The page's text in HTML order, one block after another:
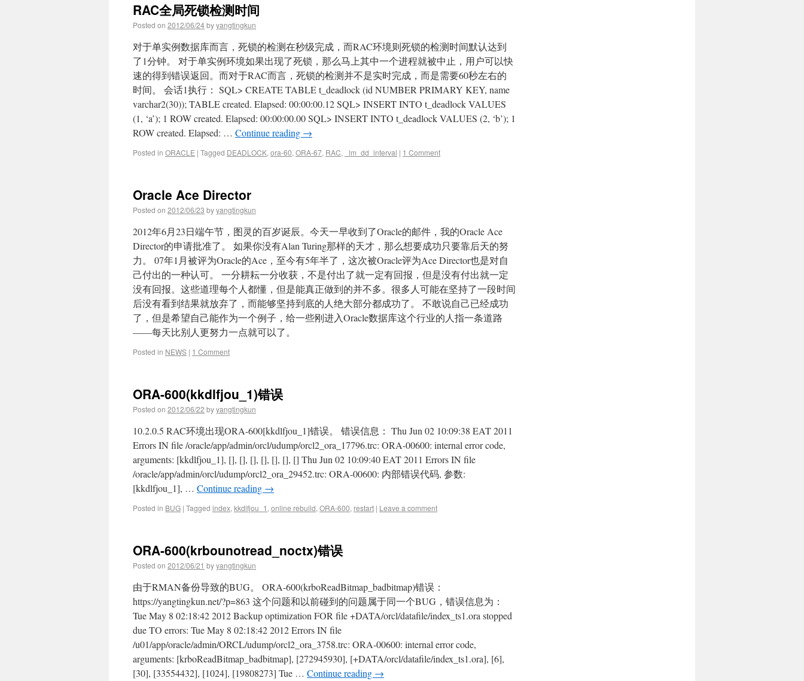
RAC全局死锁检测时间
Posted on 2012/06/24byyangtingkun
对于单实例数据库而言，死锁的检测在秒级完成，而RAC环境则死锁的检测时间默认达到
了1分钟。 对于单实例环境如果出现了死锁，那么马上其中一个进程就被中止，用户可以快
速的得到错误返回。而对于RAC而言，死锁的检测并不是实时完成，而是需要60秒左右的
时间。 会话1执行： SQL> CREATE TABLE t_deadlock (id NUMBER PRIMARY KEY, name
varchar2(30)); TABLE created. Elapsed: 00:00:00.12 SQL> INSERT INTO t_deadlock VALUES
(1, ‘a’); 1 ROW created. Elapsed: 00:00:00.00 SQL> INSERT INTO t_deadlock VALUES (2, ‘b’); 1
ROW created. Elapsed: … Continue reading →
Posted in ORACLE | Tagged DEADLOCK, ora-60, ORA-67, RAC, _lm_dd_interval | 1 Comment
Oracle Ace Director
Posted on 2012/06/23 byyangtingkun
2012年6月23日端午节，图灵的百岁诞辰。今天一早收到了Oracle的邮件，我的Oracle Ace
Director的申请批准了。 如果你没有Alan Turing那样的天才，那么想要成功只要靠后天的努
力。 07年1月被评为Oracle的Ace，至今有5年半了，这次被Oracle评为Ace Director也是对自
己付出的一种认可。 一分耕耘一分收获，不是付出了就一定有回报，但是没有付出就一定
没有回报。这些道理每个人都懂，但是能真正做到的并不多。很多人可能在坚持了一段时间
后没有看到结果就放弃了，而能够坚持到底的人绝大部分都成功了。 不敢说自己已经成功
了，但是希望自己能作为一个例子，给一些刚进入Oracle数据库这个行业的人指一条道路
——每天比别人更努力一点就可以了。
Posted in NEWS | 1 Comment
ORA-600(kkdlfjou_1)错误
Posted on 2012/06/22 byyangtingkun
10.2.0.5 RAC环境出现ORA-600[kkdlfjou_1]错误。 错误信息： Thu Jun 02 10:09:38 EAT 2011
Errors IN file /oracle/app/admin/orcl/udump/orcl2_ora_17796.trc: ORA-00600: internal error code,
arguments: [kkdlfjou_1], [], [], [], [], [], [], [] Thu Jun 02 10:09:40 EAT 2011 Errors IN file
/oracle/app/admin/orcl/udump/orcl2_ora_29452.trc: ORA-00600: 内部错误代码, 参数:
[kkdlfjou_1], … Continue reading →
Posted in BUG | Tagged index, kkdlfjou_1 , online rebuild, ORA-600, restart | Leave a comment
ORA-600(krbounotread_noctx)错误
Posted on 2012/06/21 byyangtingkun
由于RMAN备份导致的BUG。 ORA-600(krboReadBitmap_badbitmap)错误：
https://yangtingkun.net/?p=863 这个问题和以前碰到的问题属于同一个BUG，错误信息为：
Tue May 8 02:18:42 2012 Backup optimization FOR file +DATA/orcl/datafile/index_ts1.ora stopped
due TO errors: Tue May 8 02:18:42 2012 Errors IN file
/u01/app/oracle/admin/ORCL/udump/orcl2_ora_3758.trc: ORA-00600: internal error code,
arguments: [krboReadBitmap_badbitmap], [272945930], [+DATA/orcl/datafile/index_ts1.ora], [6],
[30], [33554432], [1024], [19808273] Tue … Continue reading →